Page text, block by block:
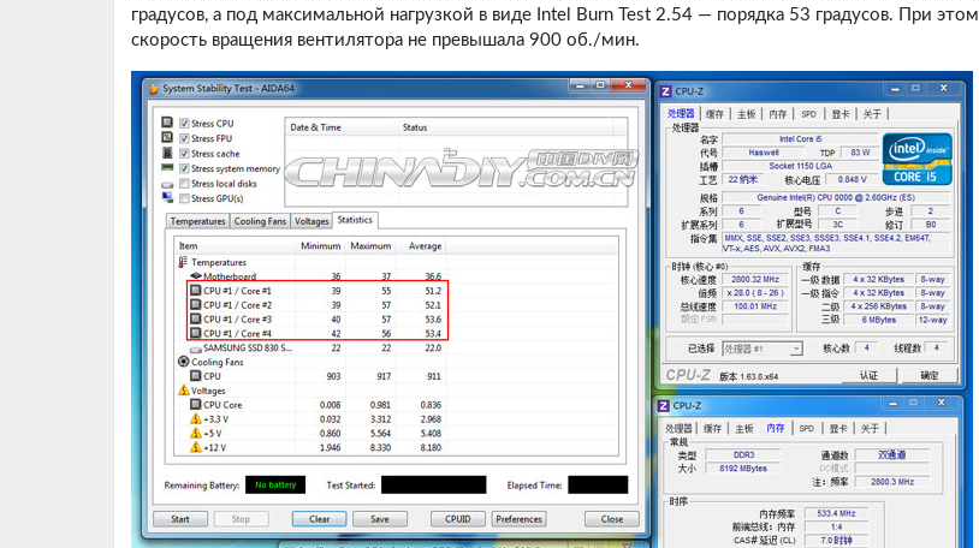
градусов, а под максимальной нагрузкой в виде Intel Burn Test 2.54 — порядка 53 градусов. При этом
скорость вращения вентилятора не превышала 900 об./мин.